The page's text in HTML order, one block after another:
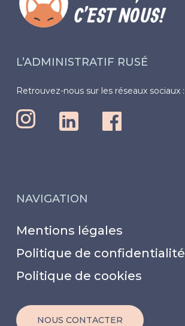
L’ADMINISTRATIF RUSÉ
Retrouvez-nous sur les réseaux sociaux :
NAVIGATION
Mentions légales
Politique de confidentialité
Politique de cookies
NOUS CONTACTER